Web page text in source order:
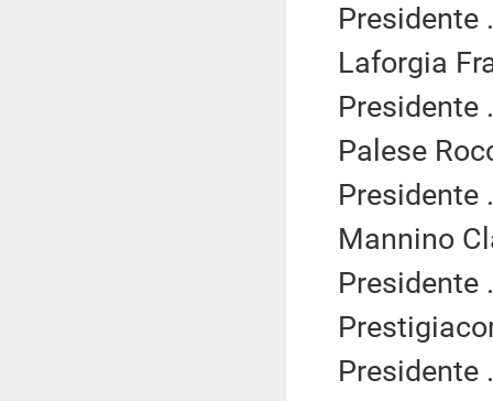
Presidente
Laforgia
Presidente
Palese
Presidente
Mannino
Presidente
Presidente